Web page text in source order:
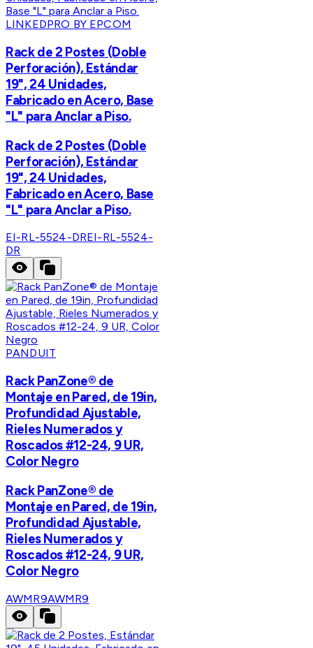
LINKEDPRO BY EPCOM
Rack de 2 Postes (Doble
Perforación), Estándar
19", 24 Unidades,
Fabricado en Acero, Base
"L" para Anclar a Piso.
Rack de 2 Postes (Doble
Perforación), Estándar
19", 24 Unidades,
Fabricado en Acero, Base
"L" para Anclar a Piso.
EI-RL-5524-DREI-RL-5524-
DR
PANDUIT
Rack PanZone® de
Montaje en Pared, de 19in,
Profundidad Ajustable,
Rieles Numerados y
Roscados #12-24, 9 UR,
Color Negro
Rack PanZone® de
Montaje en Pared, de 19in,
Profundidad Ajustable,
Rieles Numerados y
Roscados #12-24, 9 UR,
Color Negro
AWMR9AWMR9